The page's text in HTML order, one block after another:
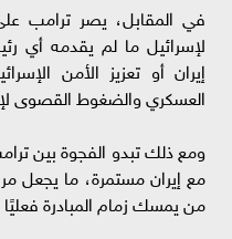
في المقابل، يصر ترامب
لإسرائيل ما لم يقدمه
إيران أو تعزيز الأمن
العسكري والضغوط القصوى
ومع ذلك تبدو الفجوة بين
مع إيران مستمرة، ما يجعل
من يمسك زمام المبادرة فعليًا